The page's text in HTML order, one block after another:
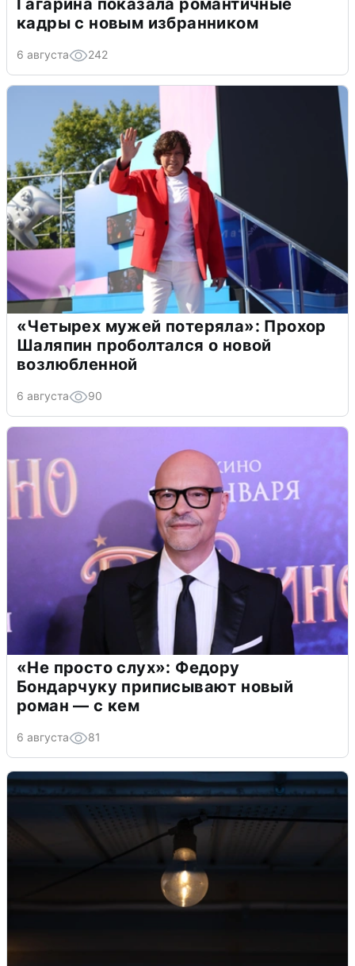
кадры с новым избранником
6 августа 242
«Четырех мужей потеряла»: Прохор
Шаляпин проболтался о новой
возлюбленной
6 августа 90
«Не просто слух»: Федору
Бондарчуку приписывают новый
роман — с кем
6 августа 81